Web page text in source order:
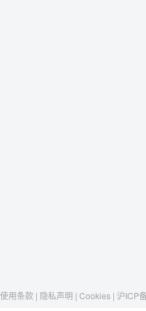
使用条款 | 隐私声明 | Cookies | 沪ICP